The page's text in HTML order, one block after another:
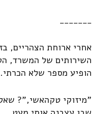
_______
אחרי ארוחת הצהריים,
השירותים של המשרד,
הופיע מספר שלא הכרתי.
"מיזוקי טקהאשי,"?